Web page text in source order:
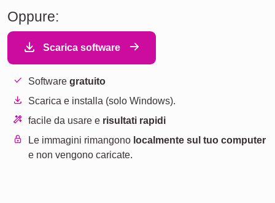
Oppure:
Scarica software
Softwaregratuito
Scarica e installa (solo Windows).
facile da usare e risultati rapidi
Le immagini rimangono localmente sul tuo computer
e non vengono caricate.